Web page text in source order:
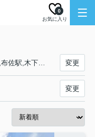
お気に入り
0
変更
変更